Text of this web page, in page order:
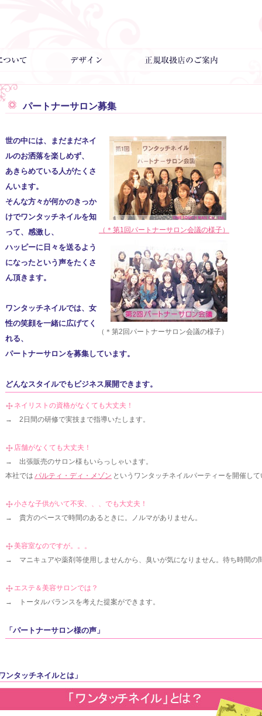
パートナーサロン
（＊第1回パートナーサロン会議の様子）
（＊第2回パートナーサロン会議の様子）
世の中には、まだまだネイ
ルのお洒落を楽しめず、
あきらめている人がたくさ
んいます。
そんな方々が何かのきっか
けでワンタッチネイルを知
って、感激し、
ハッピーに日々を送るよう
になったという声をたくさ
ん頂きます。
ワンタッチネイルでは、女
性の笑顔を一緒に広げてく
れる、
パートナーサロンを募集しています。
どんなスタイルでもビジネス展開できます。
ネイリストの資格がなくても大丈夫！
→ 2日間の研修で実技まで指導いたします。
店舗がなくても大丈夫！
→ 出張販売のサロン様もいらっしゃいます。
本社では パルティ・ディ・メゾン というワンタッチネイルパーティーを開催し
小さな子供がいて不安、、、でも大丈夫！
→ 貴方のペースで時間のあるときに。ノルマがありません。
美容室なのですが。。。
→ マニキュアや薬剤等使用しませんから、臭いが気になりません。待ち時間の
エステ＆美容サロンでは？
→ トータルバランスを考えた提案ができます。
「パートナーサロン様の声」
ンタッチネイルとは」